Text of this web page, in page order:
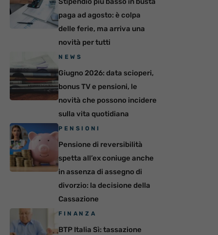
paga ad agosto: è colpa
delle ferie, ma arriva una
novità per tutti
NEWS
Giugno 2026: data scioperi,
bonus TV e pensioni, le
novità che possono incidere
sulla vita quotidiana
PENSIONI
Pensione di reversibilità
spetta all’ex coniuge anche
in assenza di assegno di
divorzio: la decisione della
Cassazione
FINANZA
BTP Italia Sì: tassazione